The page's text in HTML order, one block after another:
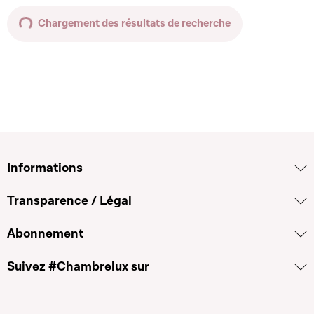
Chargement des résultats de recherche
Informations
Transparence / Légal
Abonnement
Suivez #Chambrelux sur